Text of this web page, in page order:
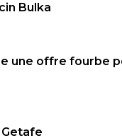
Bulka
une offre fourbe
Getafe